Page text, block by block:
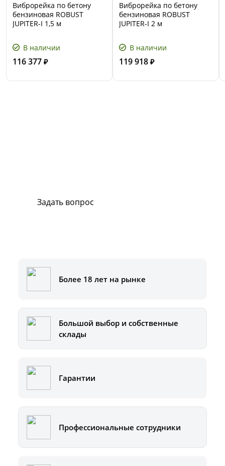
Виброрейка по бетону
бензиновая ROBUST
JUPITER-I 1,5 м
В наличии
116 377 ₽
Виброрейка по бетону
бензиновая ROBUST
JUPITER-I 2 м
В наличии
119 918 ₽
Задать вопрос
Более 18 лет на рынке
Большой выбор и собственные
склады
Гарантии
Профессиональные сотрудники